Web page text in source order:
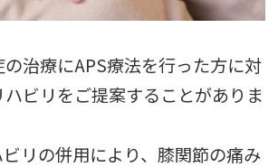
治療にAPS療法を行った方に対
ハビリをご提案することがありま
リの併用により、膝関節の痛み